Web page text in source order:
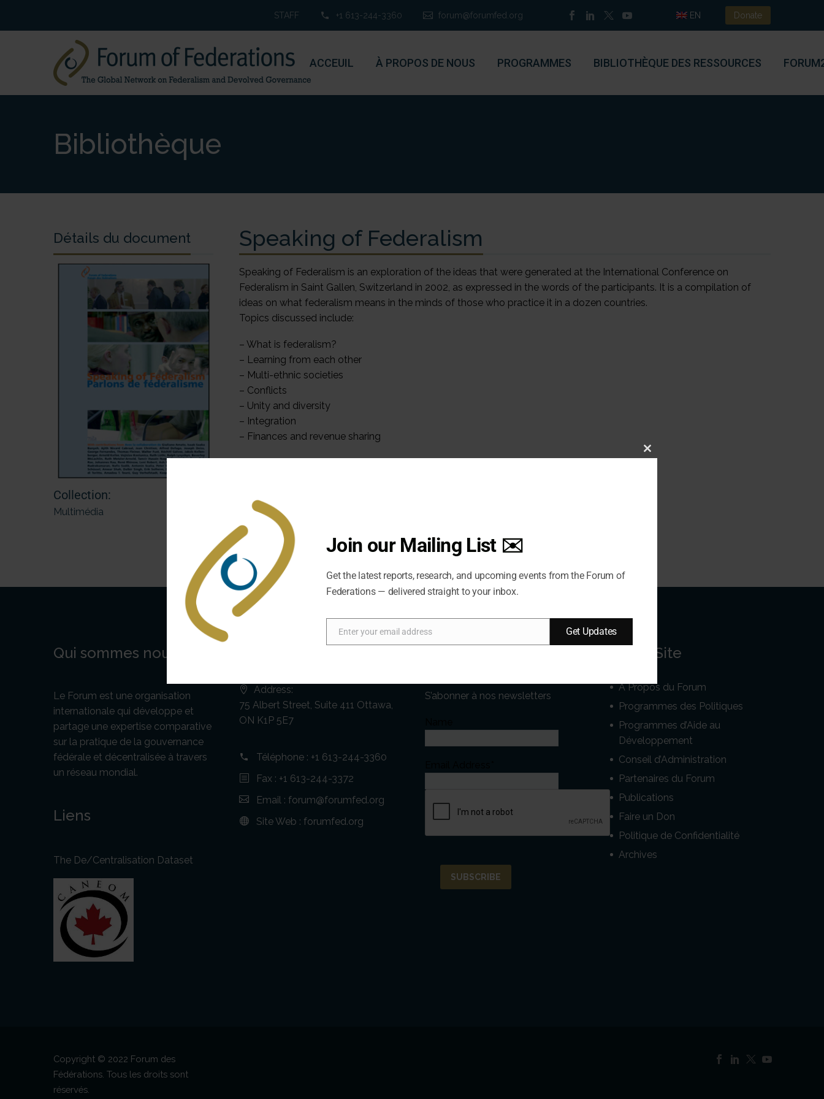
STAFF +1 613-244-3360 forum@forumfed.org EN Donate
ACCEUIL À PROPOS DE NOUS PROGRAMMES BIBLIOTHÈQUE DES RESSOURCES
Bibliothèque
Détails du document
Collection:
Multimédia
Speaking of Federalism
Speaking of Federalism is an exploration of the ideas that were generated at the International Conference on
Federalism in Saint Gallen, Switzerland in 2002, as expressed in the words of the participants. It is a compilation of
ideas on what federalism means in the minds of those who practice it in a dozen countries.
Topics discussed include:
– What is federalism?
– Learning from each other
– Multi-ethnic societies
– Conflicts
– Unity and diversity
– Integration
– Finances and revenue sharing
Qui sommes nous ?
Le Forum est une organisation
internationale qui développe et
partage une expertise comparative
sur la pratique de la gouvernance
fédérale et décentralisée à travers
un réseau mondial.
Liens
The De/Centralisation Dataset
Address:
75 Albert Street, Suite 411 Ottawa,
ON K1P 5E7
Téléphone : +1 613-244-3360
Fax : +1 613-244-3372
Email : forum@forumfed.org
Site Web : forumfed.org
S’abonner à nos newsletters
Notre Site
A Propos du Forum
Programmes des Politiques
Programmes d’Aide au
Développement
Conseil d’Administration
Partenaires du Forum
Publications
Faire un Don
Politique de Confidentialité
Archives
Copyright © 2022 Forum des
Fédérations. Tous les droits sont
réservés.
Close
Join our Mailing List ✉️
Get the latest reports, research, and upcoming events from the Forum of
Federations — delivered straight to your inbox.
Email
Enter your email address Get Updates